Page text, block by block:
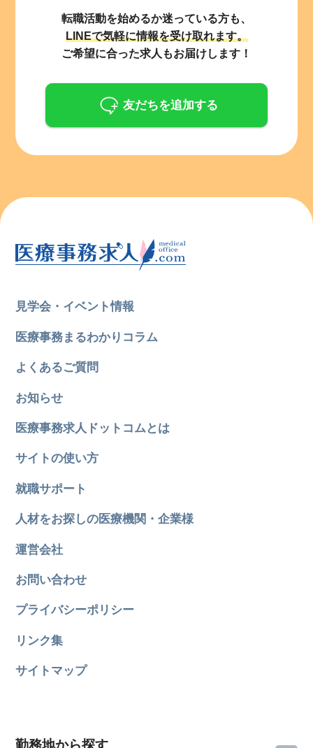
転職活動を始めるか迷っている方も、
LINEで気軽に情報を受け取れます。
ご希望に合った求人もお届けします！
友だちを追加する
見学会・イベント情報
医療事務まるわかりコラム
よくあるご質問
お知らせ
医療事務求人ドットコムとは
サイトの使い方
就職サポート
人材をお探しの医療機関・企業様
運営会社
お問い合わせ
プライバシーポリシー
リンク集
サイトマップ
勤務地から探す